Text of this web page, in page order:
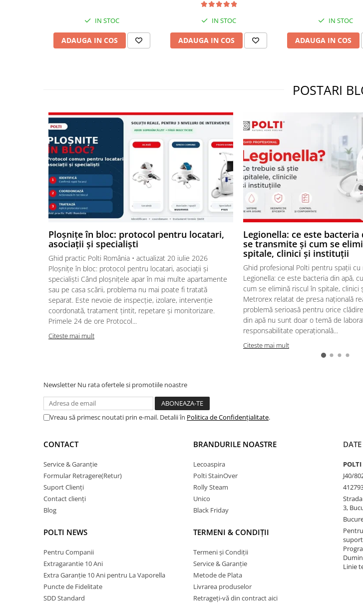
IN STOC
ADAUGA IN COS
RollySteam WD40C
IN STOC
ADAUGA IN COS
IN STOC
ADAUGA IN COS
POSTARI
Ploșnițe în bloc: protocol pentru locatari,
asociații și specialiști
Ghid practic Polti România • actualizat 20 iulie 2026
Ploșnițe în bloc: protocol pentru locatari, asociații și
specialiști Când ploșnițele apar în mai multe apartamente
sau pe casa scării, problema nu mai poate fi tratată
separat. Este nevoie de inspecție, izolare, intervenție
coordonată, tratament țintit, repetare și monitorizare.
Primele 24 de ore Protocol...
Citeste mai mult
Legionella: ce este bacteria
se transmite și cum se
spitale, clinici și instituții
Ghid profesional Polti pentru spații cu
Legionella: ce este bacteria din apă,
cum se elimină riscul în spitale, clinici
Metrorex relatat de presa națională
problemă serioasă pentru orice
din apă nu sunt doar o temă de
responsabilitate operațională...
Citeste mai mult
Newsletter Nu rata ofertele si promotiile noastre
Vreau să primesc noutati prin e-mail. Detalii în Politica de Confidențialitate.
CONTACT
Service & Garanție
Formular Retragere(Retur)
Suport Clienți
Contact clienți
Blog
POLTI NEWS
Pentru Companii
Extragarantie 10 Ani
Extra Garanție 10 Ani pentru La Vaporella
Puncte de Fidelitate
SDD Standard
BRANDURILE NOASTRE
Lecoaspira
Polti StainOver
Rolly Steam
Unico
Black Friday
TERMENI & CONDIȚII
Termeni și Condiții
Service & Garanție
Metode de Plata
Livrarea produselor
Retrageți-vă din contract aici
J40/
3,
Linie